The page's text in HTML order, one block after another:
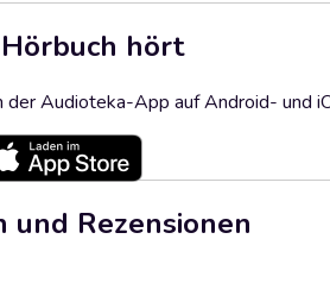
hört
der Audioteka-App auf Android- und
und Rezensionen